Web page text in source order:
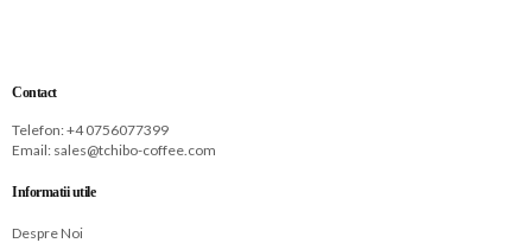
Contact
Telefon: +4 0756077399
Email: sales@tchibo-coffee.com
Informatii utile
Despre Noi